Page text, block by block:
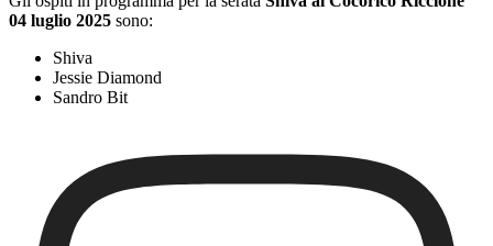
04 luglio 2025 sono:
Shiva
Jessie Diamond
Sandro Bit